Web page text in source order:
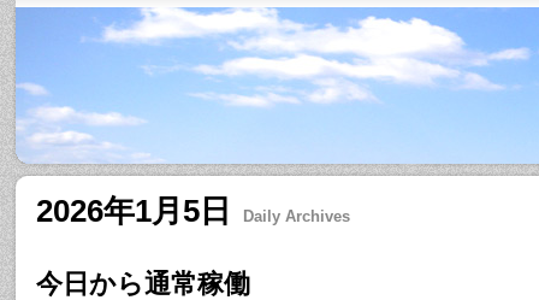
2026年1月5日 Daily Archives
今日から通常稼働